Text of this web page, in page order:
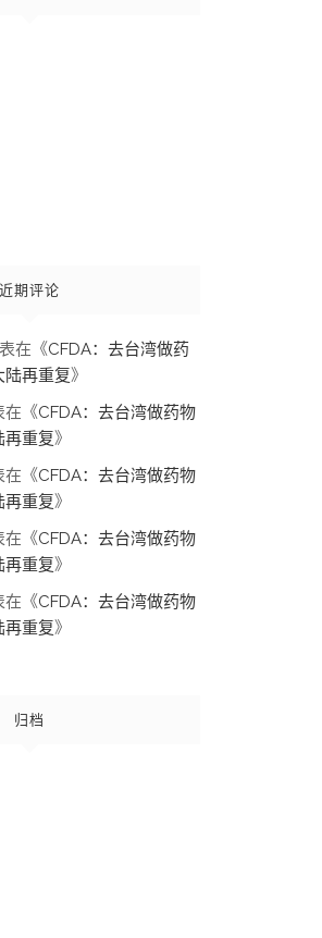
近期评论
在《CFDA：去台湾做药
陆再重复》
在《CFDA：去台湾做药物
再重复》
在《CFDA：去台湾做药物
再重复》
在《CFDA：去台湾做药物
再重复》
在《CFDA：去台湾做药物
再重复》
归档